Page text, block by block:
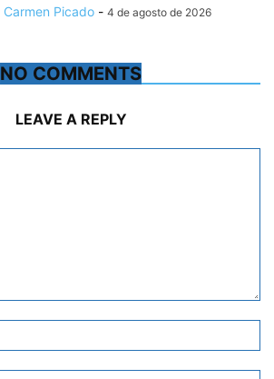
Carmen Picado - 4 de agosto de 2026
NO COMMENTS
LEAVE A REPLY